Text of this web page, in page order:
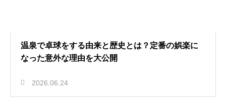
温泉で卓球をする由来と歴史とは？定番の娯楽に
なった意外な理由を大公開
2026.06.24